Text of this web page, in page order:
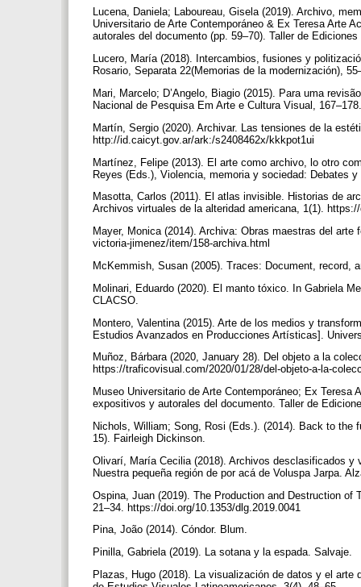
Lucena, Daniela; Laboureau, Gisela (2019). Archivo,
Universitario de Arte Contemporáneo & Ex Teresa Arte
autorales del documento (pp. 59–70). Taller de
Lucero, María (2018). Intercambios, fusiones y
Rosario, Separata 22(Memorias de la modernización),
Mari, Marcelo; D’Angelo, Biagio (2015). Para uma
Nacional de Pesquisa Em Arte e Cultura Visual,
Martín, Sergio (2020). Archivar. Las tensiones de la
http://id.caicyt.gov.ar/ark:/s2408462x/kkkpot1ui
Martínez, Felipe (2013). El arte como archivo, lo otro
Reyes (Eds.), Violencia, memoria y sociedad: Debates
Masotta, Carlos (2011). El atlas invisible. Historias de
Archivos virtuales de la alteridad americana, 1(1).
Mayer, Monica (2014). Archiva: Obras maestras del
victoria-jimenez/item/158-archiva.html
McKemmish, Susan (2005). Traces: Document,
Molinari, Eduardo (2020). El manto tóxico. In Gabriela
CLACSO.
Montero, Valentina (2015). Arte de los medios y
Estudios Avanzados en Producciones Artísticas].
Muñoz, Bárbara (2020, January 28). Del objeto a la
https://traficovisual.com/2020/01/28/del-objeto-a-la-
Museo Universitario de Arte Contemporáneo; Ex
expositivos y autorales del documento. Taller de
Nichols, William; Song, Rosi (Eds.). (2014). Back to the
15). Fairleigh Dickinson.
Olivarí, María Cecilia (2018). Archivos desclasificados
Nuestra pequeña región de por acá de Voluspa Jarpa.
Ospina, Juan (2019). The Production and Destruction of
21–34. https://doi.org/10.1353/dlg.2019.0041
Pina, João (2014). Cóndor. Blum.
Pinilla, Gabriela (2019). La sotana y la espada. Salvaje.
Plazas, Hugo (2018). La visualización de datos y el